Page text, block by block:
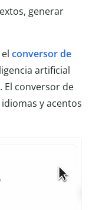
generar
conversor de
artificial
El conversor de
y acentos